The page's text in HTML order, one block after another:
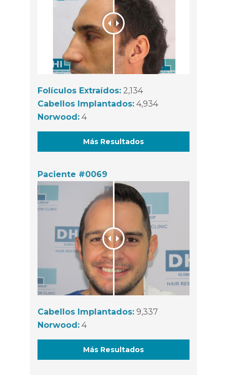
Folículos Extraídos: 2,134
Cabellos Implantados: 4,934
Norwood: 4
Más Resultados
Paciente #0069
Cabellos Implantados: 9,337
Norwood: 4
Más Resultados